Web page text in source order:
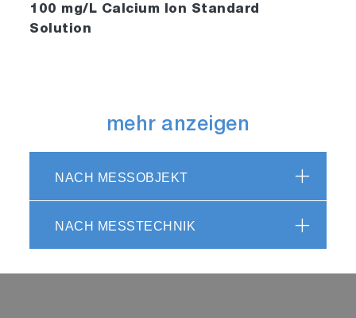
100 mg/L Calcium Ion Standard
Solution
mehr anzeigen
NACH MESSOBJEKT
NACH MESSTECHNIK